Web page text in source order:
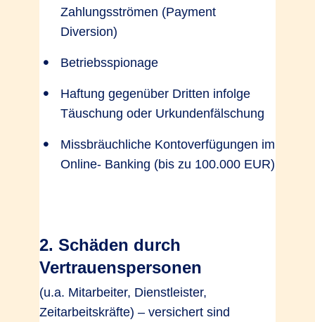
Zahlungsströmen (Payment
Diversion)
Betriebsspionage
Haftung gegenüber Dritten infolge
Täuschung oder Urkundenfälschung
Missbräuchliche Kontoverfügungen im
Online- Banking (bis zu 100.000 EUR)
2. Schäden durch
Vertrauenspersonen
(u.a. Mitarbeiter, Dienstleister,
Zeitarbeitskräfte) – versichert sind